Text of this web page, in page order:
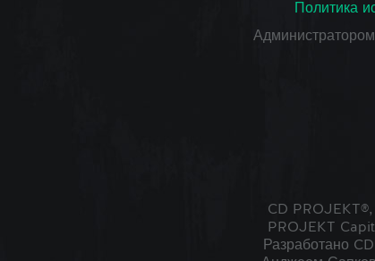
Политика
CD
PROJEKT
Разработано